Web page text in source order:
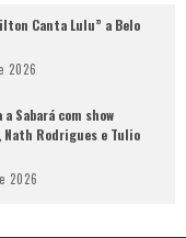
Canta Lulu” a Belo
2026
Sabará com show
Rodrigues e Tulio
2026